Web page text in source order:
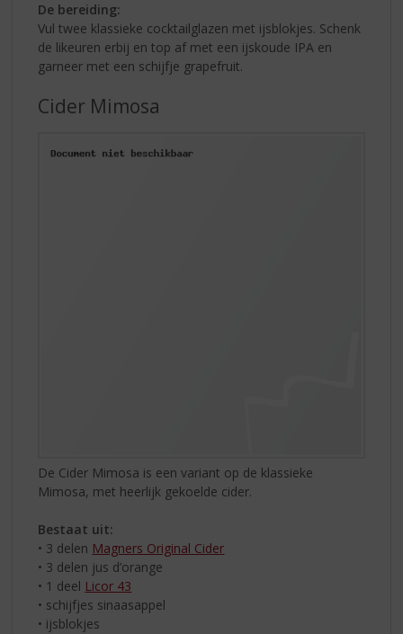
De bereiding:
Vul twee klassieke cocktailglazen met ijsblokjes. Schenk
de likeuren erbij en top af met een ijskoude IPA en
garneer met een schijfje grapefruit.
Cider Mimosa
De Cider Mimosa is een variant op de klassieke
Mimosa, met heerlijk gekoelde cider.
Bestaat uit:
• 3 delen Magners Original Cider
• 3 delen jus d’orange
• 1 deel Licor 43
• schijfjes sinaasappel
• ijsblokjes